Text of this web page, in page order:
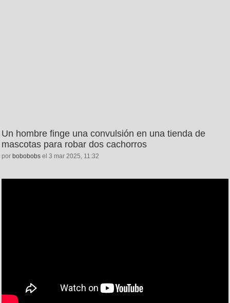
Un hombre finge una convulsión en una tienda de
mascotas para robar dos cachorros
por bobobobs el 3 mar 2025, 11:32